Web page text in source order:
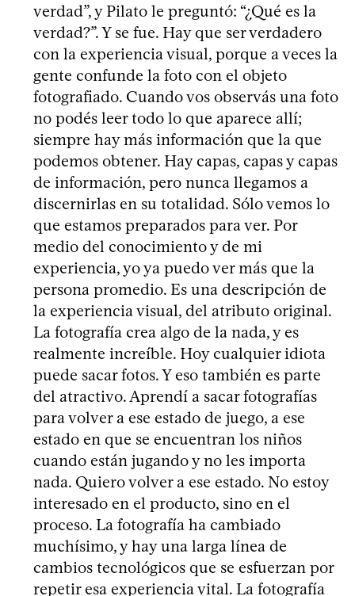
verdad”, y Pilato le preguntó: “¿Qué es la
verdad?”. Y se fue. Hay que ser verdadero
con la experiencia visual, porque a veces la
gente confunde la foto con el objeto
fotografiado. Cuando vos observás una foto
no podés leer todo lo que aparece allí;
siempre hay más información que la que
podemos obtener. Hay capas, capas y capas
de información, pero nunca llegamos a
discernirlas en su totalidad. Sólo vemos lo
que estamos preparados para ver. Por
medio del conocimiento y de mi
experiencia, yo ya puedo ver más que la
persona promedio. Es una descripción de
la experiencia visual, del atributo original.
La fotografía crea algo de la nada, y es
realmente increíble. Hoy cualquier idiota
puede sacar fotos. Y eso también es parte
del atractivo. Aprendí a sacar fotografías
para volver a ese estado de juego, a ese
estado en que se encuentran los niños
cuando están jugando y no les importa
nada. Quiero volver a ese estado. No estoy
interesado en el producto, sino en el
proceso. La fotografía ha cambiado
muchísimo, y hay una larga línea de
cambios tecnológicos que se esfuerzan por
repetir esa experiencia vital. La fotografía